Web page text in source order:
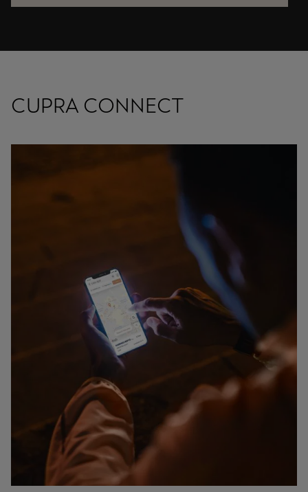
CUPRA CONNECT